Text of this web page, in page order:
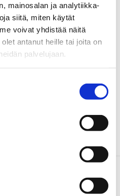
mainosalan ja analytiikka-
siitä, miten käytät
voivat yhdistää näitä
antanut heille tai joita on
palvelujaan.
ja juurruttamisen